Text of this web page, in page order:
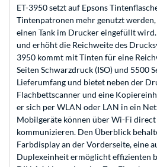
ET-3950 setzt auf Epsons
Tintenpatronen mehr genutzt
einen Tank im Drucker eingefüllt
und erhöht die Reichweite des
3950 kommt mit Tinten für eine
Seiten Schwarzdruck (ISO) und 5500
Lieferumfang und bietet neben der
Flachbettscanner und eine
er sich per WLAN oder LAN in ein
Mobilgeräte können über Wi-Fi
kommunizieren. Den Überblick
Farbdisplay an der Vorderseite, eine
Duplexeinheit ermöglicht effizienten